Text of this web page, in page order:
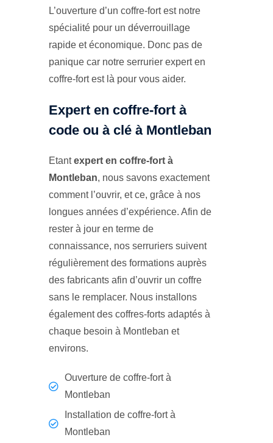
L’ouverture d’un coffre-fort est notre
spécialité pour un déverrouillage
rapide et économique. Donc pas de
panique car notre serrurier expert en
coffre-fort est là pour vous aider.
Expert en coffre-fort à
code ou à clé à Montleban
Etantexpert en coffre-fort à
Montleban, nous savons exactement
comment l’ouvrir, et ce, grâce à nos
longues années d’expérience. Afin de
rester à jour en terme de
connaissance, nos serruriers suivent
régulièrement des formations auprès
des fabricants afin d’ouvrir un coffre
sans le remplacer. Nous installons
également des coffres-forts adaptés à
chaque besoin à Montleban et
environs.
Ouverture de coffre-fort à
Montleban
Installation de coffre-fort à
Montleban